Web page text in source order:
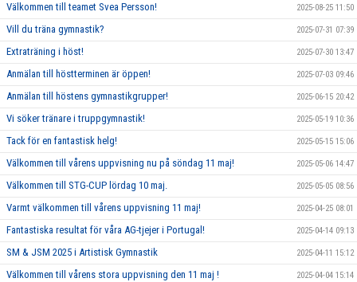
Välkommen till teamet Svea Persson! 2025-08-25 11:50
Vill du träna gymnastik? 2025-07-31 07:39
Extraträning i höst! 2025-07-30 13:47
Anmälan till höstterminen är öppen! 2025-07-03 09:46
Anmälan till höstens gymnastikgrupper! 2025-06-15 20:42
Vi söker tränare i truppgymnastik! 2025-05-19 10:36
Tack för en fantastisk helg! 2025-05-15 15:06
Välkommen till vårens uppvisning nu på söndag 11 maj! 2025-05-06 14:47
Välkommen till STG-CUP lördag 10 maj. 2025-05-05 08:56
Varmt välkommen till vårens uppvisning 11 maj! 2025-04-25 08:01
Fantastiska resultat för våra AG-tjejer i Portugal! 2025-04-14 09:13
SM & JSM 2025 i Artistisk Gymnastik 2025-04-11 15:12
Välkommen till vårens stora uppvisning den 11 maj ! 2025-04-04 15:14